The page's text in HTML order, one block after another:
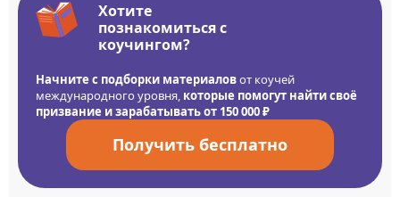
Хотите
познакомиться с
коучингом?
Начните с подборки материаловот коучей
международного уровня, которые помогут найти своё
призвание и зарабатывать от 150 000 ₽
Получить бесплатно